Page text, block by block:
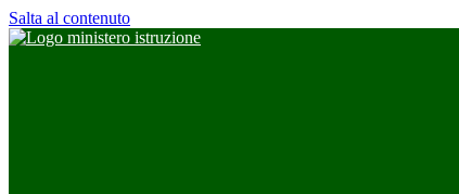
Salta al contenuto